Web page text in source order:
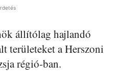
állítólag hajlandó
területeket a Herszoni
régió-ban.